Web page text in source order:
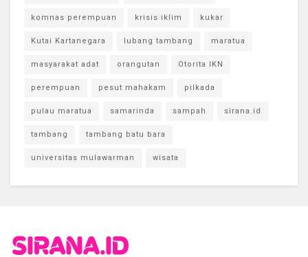
komnas perempuan krisis iklim kukar
Kutai Kartanegara lubang tambang maratua
masyarakat adat orangutan Otorita IKN
perempuan pesut mahakam pilkada
pulau maratua samarinda sampah sirana.id
tambang tambang batu bara
universitas mulawarman wisata